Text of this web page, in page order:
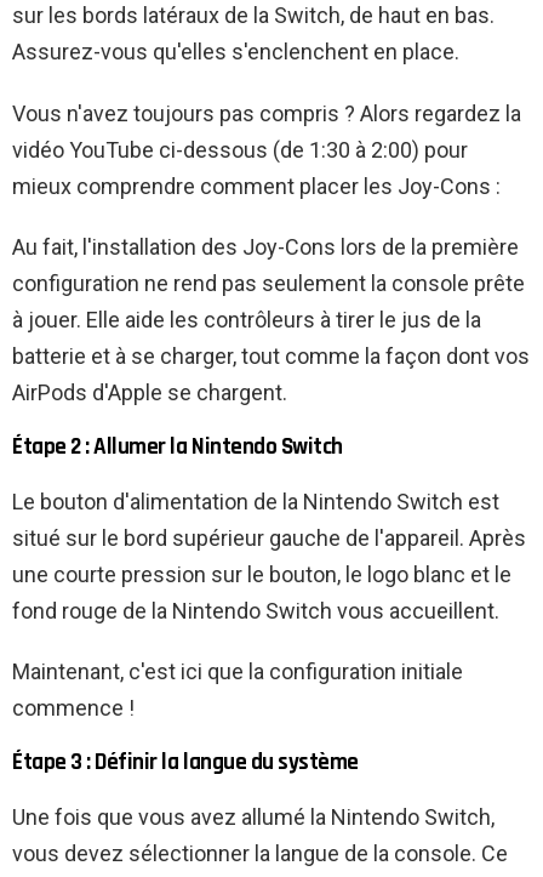
sur les bords latéraux de la Switch, de haut en bas.
Assurez-vous qu'elles s'enclenchent en place.
Vous n'avez toujours pas compris ? Alors regardez la
vidéo YouTube ci-dessous (de 1:30 à 2:00) pour
mieux comprendre comment placer les Joy-Cons :
Au fait, l'installation des Joy-Cons lors de la première
configuration ne rend pas seulement la console prête
à jouer. Elle aide les contrôleurs à tirer le jus de la
batterie et à se charger, tout comme la façon dont vos
AirPods d'Apple se chargent.
Étape 2 : Allumer la Nintendo Switch
Le bouton d'alimentation de la Nintendo Switch est
situé sur le bord supérieur gauche de l'appareil. Après
une courte pression sur le bouton, le logo blanc et le
fond rouge de la Nintendo Switch vous accueillent.
Maintenant, c'est ici que la configuration initiale
commence !
Étape 3 : Définir la langue du système
Une fois que vous avez allumé la Nintendo Switch,
vous devez sélectionner la langue de la console. Ce